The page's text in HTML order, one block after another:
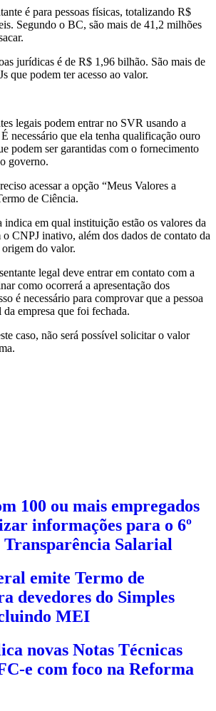
é para pessoas físicas, totalizando R$
Segundo o BC, são mais de 41,2 milhões
jurídicas é de R$ 1,96 bilhão. São mais de
que podem ter acesso ao valor.
legais podem entrar no SVR usando a
necessário que ela tenha qualificação ouro
podem ser garantidas com o fornecimento
governo.
acessar a opção “Meus Valores a
de Ciência.
indica em qual instituição estão os valores da
o CNPJ inativo, além dos dados de contato da
do valor.
legal deve entrar em contato com a
como ocorrerá a apresentação dos
é necessário para comprovar que a pessoa
da empresa que foi fechada.
caso, não será possível solicitar o valor
100 ou mais empregados
informações para o 6º
Salarial
emite Termo de
devedores do Simples
MEI
novas Notas Técnicas
e com foco na Reforma